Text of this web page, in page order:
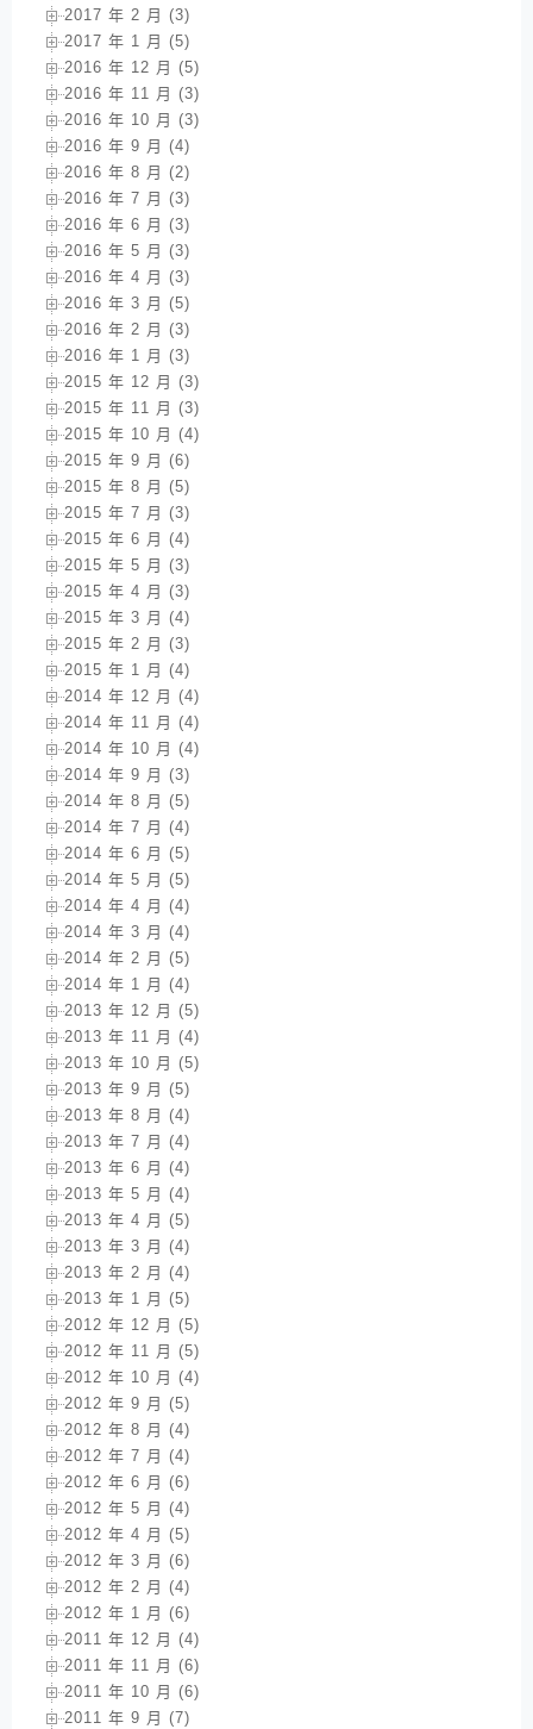
2017 年 2 月 (3)
2017 年 1 月 (5)
2016 年 12 月 (5)
2016 年 11 月 (3)
2016 年 10 月 (3)
2016 年 9 月 (4)
2016 年 8 月 (2)
2016 年 7 月 (3)
2016 年 6 月 (3)
2016 年 5 月 (3)
2016 年 4 月 (3)
2016 年 3 月 (5)
2016 年 2 月 (3)
2016 年 1 月 (3)
2015 年 12 月 (3)
2015 年 11 月 (3)
2015 年 10 月 (4)
2015 年 9 月 (6)
2015 年 8 月 (5)
2015 年 7 月 (3)
2015 年 6 月 (4)
2015 年 5 月 (3)
2015 年 4 月 (3)
2015 年 3 月 (4)
2015 年 2 月 (3)
2015 年 1 月 (4)
2014 年 12 月 (4)
2014 年 11 月 (4)
2014 年 10 月 (4)
2014 年 9 月 (3)
2014 年 8 月 (5)
2014 年 7 月 (4)
2014 年 6 月 (5)
2014 年 5 月 (5)
2014 年 4 月 (4)
2014 年 3 月 (4)
2014 年 2 月 (5)
2014 年 1 月 (4)
2013 年 12 月 (5)
2013 年 11 月 (4)
2013 年 10 月 (5)
2013 年 9 月 (5)
2013 年 8 月 (4)
2013 年 7 月 (4)
2013 年 6 月 (4)
2013 年 5 月 (4)
2013 年 4 月 (5)
2013 年 3 月 (4)
2013 年 2 月 (4)
2013 年 1 月 (5)
2012 年 12 月 (5)
2012 年 11 月 (5)
2012 年 10 月 (4)
2012 年 9 月 (5)
2012 年 8 月 (4)
2012 年 7 月 (4)
2012 年 6 月 (6)
2012 年 5 月 (4)
2012 年 4 月 (5)
2012 年 3 月 (6)
2012 年 2 月 (4)
2012 年 1 月 (6)
2011 年 12 月 (4)
2011 年 11 月 (6)
2011 年 10 月 (6)
2011 年 9 月 (7)